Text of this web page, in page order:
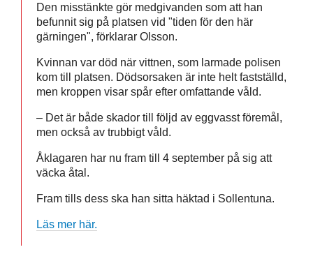
Den misstänkte gör medgivanden som att han
befunnit sig på platsen vid "tiden för den här
gärningen", förklarar Olsson.
Kvinnan var död när vittnen, som larmade polisen
kom till platsen. Dödsorsaken är inte helt fastställd,
men kroppen visar spår efter omfattande våld.
– Det är både skador till följd av eggvasst föremål,
men också av trubbigt våld.
Åklagaren har nu fram till 4 september på sig att
väcka åtal.
Fram tills dess ska han sitta häktad i Sollentuna.
Läs mer här.